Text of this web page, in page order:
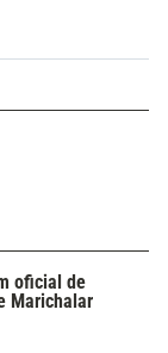
oficial de
Marichalar